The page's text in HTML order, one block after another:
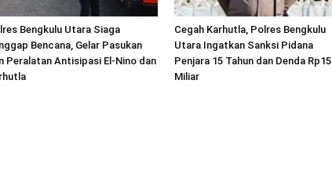
Bengkulu Utara Siaga
Bencana, Gelar Pasukan
Peralatan Antisipasi El-Nino dan
Cegah Karhutla, Polres Bengkulu
Utara Ingatkan Sanksi Pidana
Penjara 15 Tahun dan Denda Rp15
Miliar